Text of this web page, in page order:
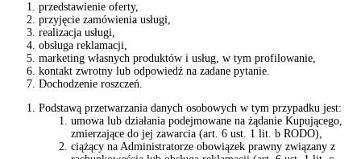
przedstawienie oferty,
przyjęcie zamówienia usługi,
realizacja usługi,
obsługa reklamacji,
marketing własnych produktów i usług, w tym profilowanie,
kontakt zwrotny lub odpowiedź na zadane pytanie.
Dochodzenie roszczeń.
Podstawą przetwarzania danych osobowych w tym przypadku jest:
umowa lub działania podejmowane na żądanie Kupującego,
zmierzające do jej zawarcia (art. 6 ust. 1 lit. b RODO),
ciążący na Administratorze obowiązek prawny związany z